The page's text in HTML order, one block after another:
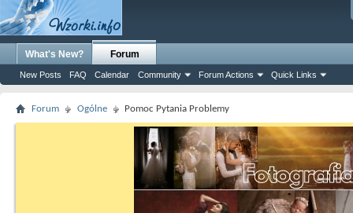
What's New? Forum
New Posts FAQ Calendar Community Forum Actions Quick Links
Forum Ogólne Pomoc Pytania Problemy